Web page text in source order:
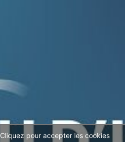
Cliquez pour accepter les cookies